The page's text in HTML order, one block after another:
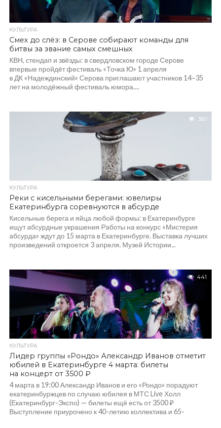
КУЛЬТУРА
Смех до слёз: в Серове собирают команды для
битвы за звание самых смешных
КВН, стендап и звёзды: в свердловском городе Серове
впервые пройдёт фестиваль «Точка Ю» 1 апреля
в ДК «Надеждинский» Серова приглашают участников 14–35
лет на молодёжный фестиваль юмора....
360
КУЛЬТУРА
Реки с кисельными берегами: ювелиры
Екатеринбурга соревнуются в абсурде
Кисельные берега и яйца любой формы: в Екатеринбурге
ищут абсурдные украшения Работы на конкурс «Мистерия
абсурда» ждут до 15 марта в Екатеринбурге. Выставка лучших
произведений откроется 3 апреля. Музей Истории...
441
КУЛЬТУРА
Лидер группы «Рондо» Александр Иванов отметит
юбилей в Екатеринбурге 4 марта: билеты
на концерт от 3500 ₽
4 марта в 19:00 Александр Иванов и его «Рондо» порадуют
екатеринбуржцев по случаю юбилея в МТС Live Холл
(Екатеринбург-Экспо) — билеты ещё есть от 3500 ₽
Выступление приурочено к 40-летию коллектива и 65-